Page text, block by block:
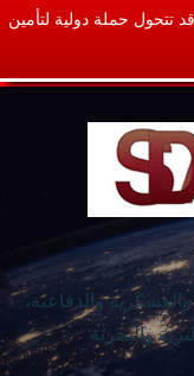
تتحول حملة دولية لتأمين
والدفاعية،
والبحرية